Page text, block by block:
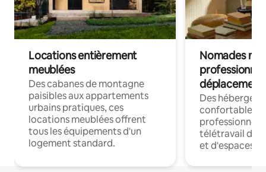
Locations entièrement
meublées
Des cabanes de montagne
paisibles aux appartements
urbains pratiques, ces
locations meublées offrent
tous les équipements d'un
logement standard.
Nomades
déplacement
Des
confortables
professionnels
télétravail
et d'espaces